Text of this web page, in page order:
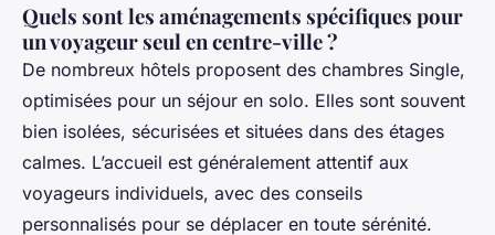
Quels sont les aménagements spécifiques pour
un voyageur seul en centre-ville ?
De nombreux hôtels proposent des chambres Single,
optimisées pour un séjour en solo. Elles sont souvent
bien isolées, sécurisées et situées dans des étages
calmes. L’accueil est généralement attentif aux
voyageurs individuels, avec des conseils
personnalisés pour se déplacer en toute sérénité.